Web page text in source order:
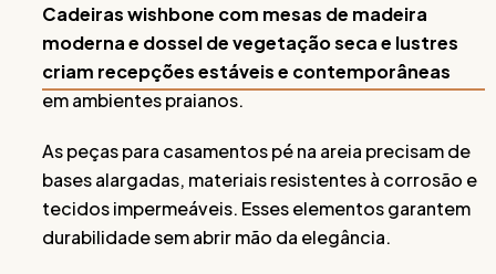
Cadeiras wishbone com mesas de madeira
moderna e dossel de vegetação seca e lustres
criam recepções estáveis e contemporâneas
em ambientes praianos.
As peças para casamentos pé na areia precisam de
bases alargadas, materiais resistentes à corrosão e
tecidos impermeáveis. Esses elementos garantem
durabilidade sem abrir mão da elegância.